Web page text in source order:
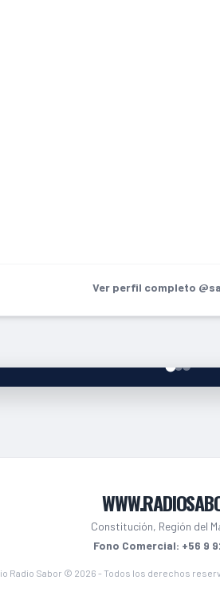
Ver perfil completo
Constitución, Región del
Fono Comercial: +56 9
Radio Sabor © 2026 - Todos los derechos